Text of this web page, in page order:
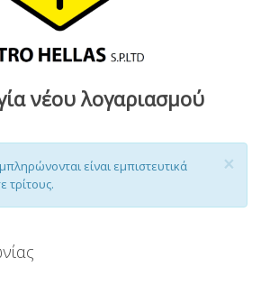
νέου λογαριασμού
×
είναι εμπιστευτικά
τρίτους.